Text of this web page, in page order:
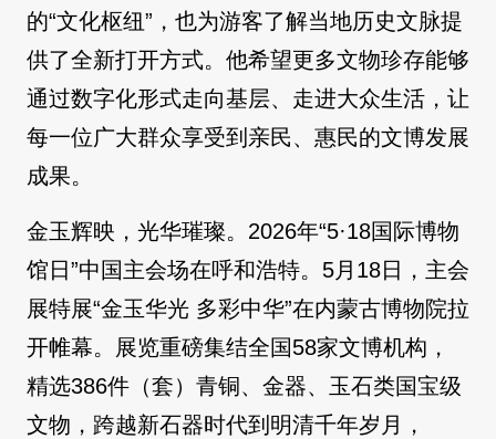
的“文化枢纽”，也为游客了解当地历史文脉提
供了全新打开方式。他希望更多文物珍存能够
通过数字化形式走向基层、走进大众生活，让
每一位广大群众享受到亲民、惠民的文博发展
成果。
金玉辉映，光华璀璨。2026年“5·18国际博物
馆日”中国主会场在呼和浩特。5月18日，主会
展特展“金玉华光 多彩中华”在内蒙古博物院拉
开帷幕。展览重磅集结全国58家文博机构，
精选386件（套）青铜、金器、玉石类国宝级
文物，跨越新石器时代到明清千年岁月，